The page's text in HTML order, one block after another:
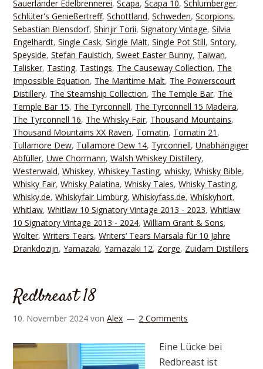
Sauerländer Edelbrennerei,Scapa,Scapa 10,Schlumberger,
Schlüter's Genießertreff,Schottland,Schweden,Scorpions,
Sebastian Blensdorf,Shinjir Torii,Signatory Vintage,Silvia
Engelhardt,Single Cask,Single Malt,Single Pot Still,Sntory,
Speyside,Stefan Faulstich,Sweet Easter Bunny, Taiwan,
Talisker, Tasting, Tastings, The Causeway Collection, The
Impossible Equation, The Maritime Malt, The Powerscourt
Distillery, The Steamship Collection, The Temple Bar, The
Temple Bar 15, The Tyrconnell, The Tyrconnell 15 Madeira,
The Tyrconnell 16, The Whisky Fair, Thousand Mountains,
Thousand Mountains XX Raven, Tomatin, Tomatin 21 ,
Tullamore Dew, Tullamore Dew 14, Tyrconnell,Unabhängiger
Abfüller,Uwe Chormann,Walsh Whiskey Distillery,
Westerwald,Whiskey,Whiskey Tasting,whisky,Whisky Bible,
Whisky Fair,Whisky Palatina,Whisky Tales,Whisky Tasting,
Whisky.de,Whiskyfair Limburg,Whiskyfass.de,Whiskyhort,
Whitlaw,Whitlaw 10 Signatory Vintage 2013 - 2023,Whitlaw
10 Signatory Vintage 2013 - 2024,William Grant & Sons,
Wolter,Writers Tears,Writers‘ Tears Marsala für 10 Jahre
Drankdozijn,Yamazaki,Yamazaki 12, Zorge, Zuidam Distillers
Redbreast 18
10. November 2024 vonAlex 2 Comments
Eine Lücke bei
Redbreast ist